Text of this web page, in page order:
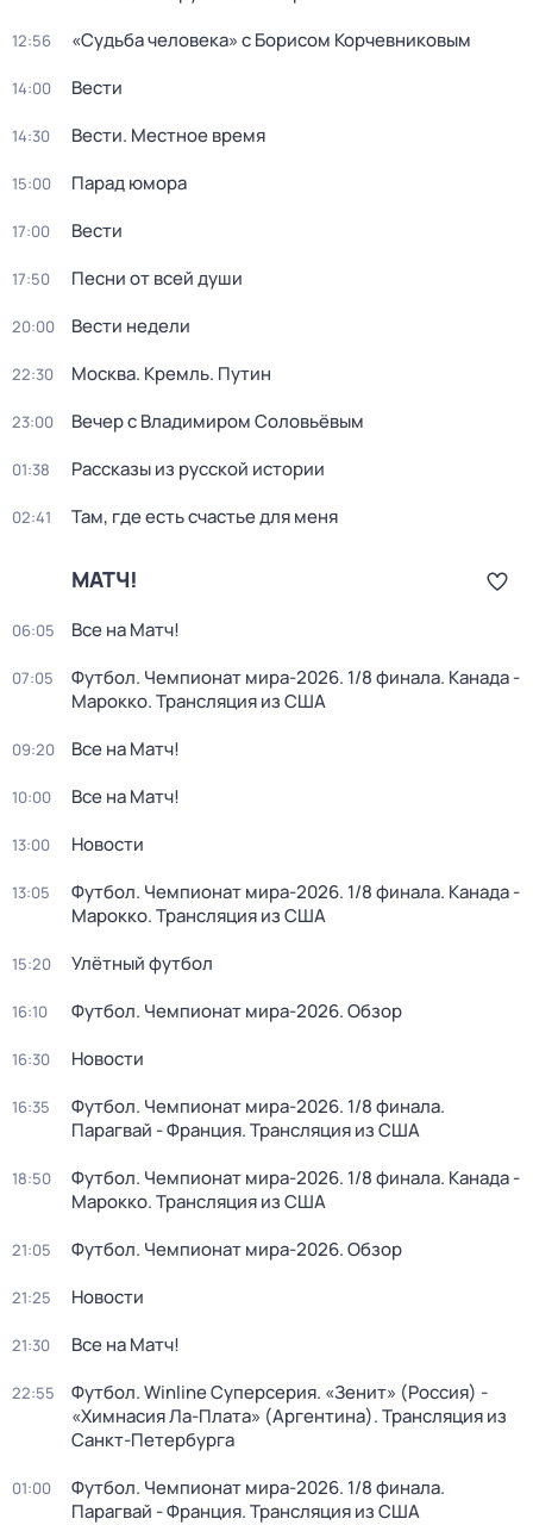
12:56 «Судьба человека» с Борисом Корчевниковым
14:00 Вести
14:30 Вести. Местное время
15:00 Парад юмора
17:00 Вести
17:50 Песни от всей души
20:00 Вести недели
22:30 Москва. Кремль. Путин
23:00 Вечер с Владимиром Соловьёвым
01:38 Рассказы из русской истории
02:41 Там, где есть счастье для меня
МАТЧ!
06:05 Все на Матч!
07:05
Футбол. Чемпионат мира-2026. 1/8 финала. Канада -
Марокко. Трансляция из США
09:20 Все на Матч!
10:00 Все на Матч!
13:00 Новости
13:05
Футбол. Чемпионат мира-2026. 1/8 финала. Канада -
Марокко. Трансляция из США
15:20 Улётный футбол
16:10 Футбол. Чемпионат мира-2026. Обзор
16:30 Новости
16:35
Футбол. Чемпионат мира-2026. 1/8 финала.
Парагвай - Франция. Трансляция из США
18:50
Футбол. Чемпионат мира-2026. 1/8 финала. Канада -
Марокко. Трансляция из США
21:05 Футбол. Чемпионат мира-2026. Обзор
21:25 Новости
21:30 Все на Матч!
22:55
Футбол. Winline Суперсерия. «Зенит» (Россия) -
«Химнасия Ла-Плата» (Аргентина). Трансляция из
Санкт-Петербурга
01:00
Футбол. Чемпионат мира-2026. 1/8 финала.
Парагвай - Франция. Трансляция из США